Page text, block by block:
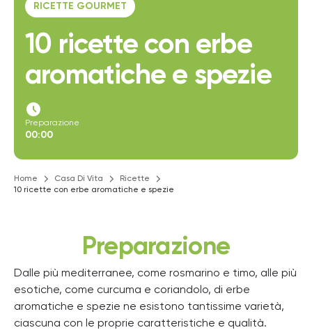
RICETTE GOURMET
10 ricette con erbe
aromatiche e spezie
access_time_filled
Preparazione
00:00
Home Casa Di Vita
Ricette
10 ricette con erbe aromatiche e spezie
Preparazione
Dalle più mediterranee, come rosmarino e timo, alle più
esotiche, come curcuma e coriandolo, di erbe
aromatiche e spezie ne esistono tantissime varietà,
ciascuna con le proprie caratteristiche e qualità.